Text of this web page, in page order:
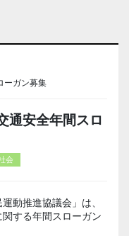
ーガン募集
通安全年間スロ
会
動推進協議会」は、
する年間スローガン